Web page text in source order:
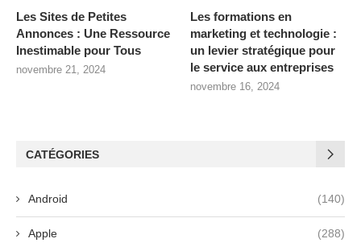
Les Sites de Petites
Annonces : Une Ressource
Inestimable pour Tous
novembre 21, 2024
Les formations en
marketing et technologie :
un levier stratégique pour
le service aux entreprises
novembre 16, 2024
CATÉGORIES
Android (140)
Apple (288)